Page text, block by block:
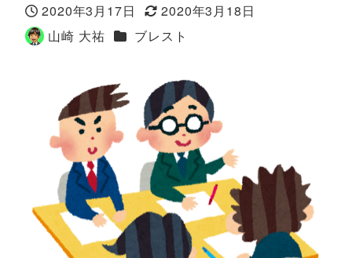
投稿日
2020年3月17日
更新日
2020年3月18日
著
山崎 大祐 カテゴリー
ブレスト